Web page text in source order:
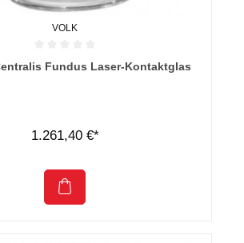
VOLK
Bewertung von 0 von 5 Sternen
Fundus Laser-Kontaktglas
1.261,40 €*